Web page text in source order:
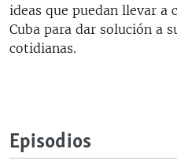
ideas que puedan llevar a
Cuba para dar solución a
cotidianas.
Episodios